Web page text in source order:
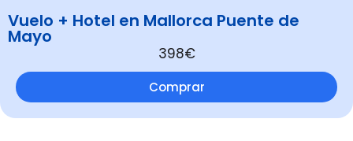
Vuelo + Hotel en Mallorca Puente de
Mayo
398€
Comprar